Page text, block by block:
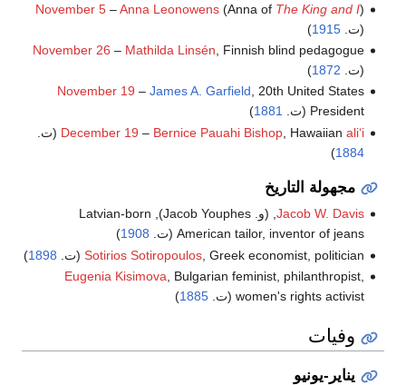
November 5–Anna Leonowens(Anna of The King and I)
(ت.1915
)
November 26 – Mathilda Linsén , Finnish blind pedagogue
(ت. 1872
)
November 19 – James A. Garfield, 20th United States
President (ت.
1881
)
December 19 – Bernice Pauahi Bishop, Hawaiian aliʻi
(ت.
1884
)
مجهولة التاريخ
Jacob W. Davis
, (و. Jacob Youphes), Latvian-born
American tailor, inventor of jeans (ت.
1908
)
Sotirios Sotiropoulos, Greek economist, politician (ت. 1898
)
Eugenia Kisimova , Bulgarian feminist, philanthropist,
women's rights activist (ت.
1885
)
وفيات
يناير-يونيو